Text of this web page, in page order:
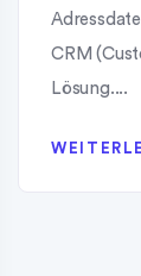
CRM
Lösung....